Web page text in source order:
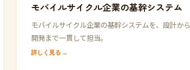
モバイルサイクル企業の基幹システム
モバイルサイクル企業の基幹システムを、設計から
開発まで一貫して担当。
詳しく見る →